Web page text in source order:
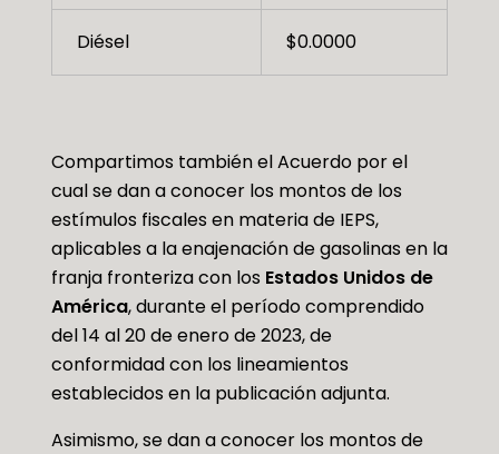
Diésel $0.0000
Compartimos también el Acuerdo por el
cual se dan a conocer los montos de los
estímulos fiscales en materia de IEPS,
aplicables a la enajenación de gasolinas en la
franja fronteriza con los Estados Unidos de
América, durante el período comprendido
del 14 al 20 de enero de 2023, de
conformidad con los lineamientos
establecidos en la publicación adjunta.
Asimismo, se dan a conocer los montos de